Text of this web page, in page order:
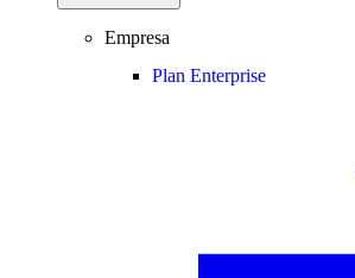
Empresa
Plan Enterprise